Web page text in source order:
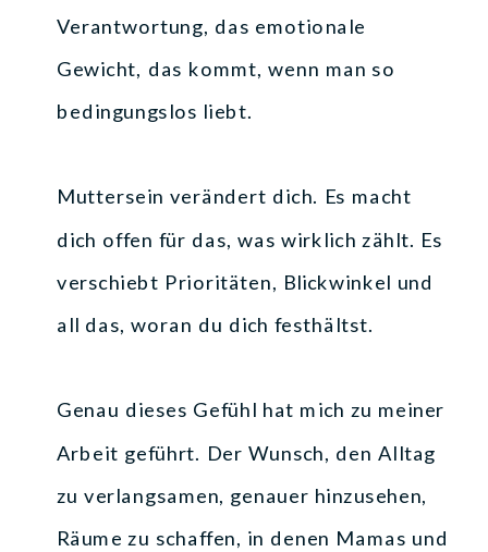
Verantwortung, das emotionale
Gewicht, das kommt, wenn man so
bedingungslos liebt.
Muttersein verändert dich. Es macht
dich offen für das, was wirklich zählt. Es
verschiebt Prioritäten, Blickwinkel und
all das, woran du dich festhältst.
Genau dieses Gefühl hat mich zu meiner
Arbeit geführt. Der Wunsch, den Alltag
zu verlangsamen, genauer hinzusehen,
Räume zu schaffen, in denen Mamas und